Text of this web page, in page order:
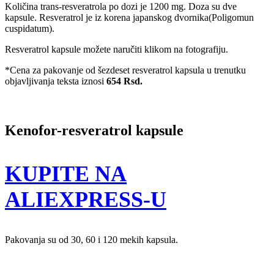
Količina trans-resveratrola po dozi je 1200 mg. Doza su dve
kapsule. Resveratrol je iz korena japanskog dvornika(Poligomun
cuspidatum).
Resveratrol kapsule možete naručiti klikom na fotografiju.
*Cena za pakovanje od šezdeset resveratrol kapsula u trenutku
objavljivanja teksta iznosi 654 Rsd.
Kenofor-resveratrol kapsule
KUPITE NA
ALIEXPRESS-U
Pakovanja su od 30, 60 i 120 mekih kapsula.